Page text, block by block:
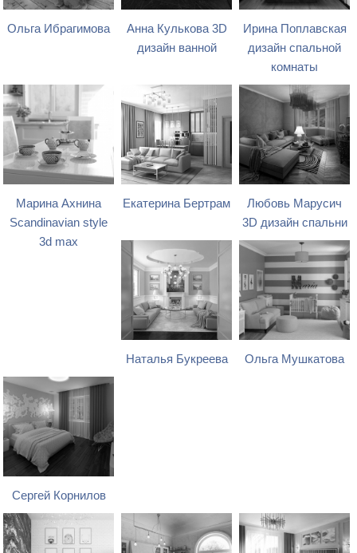
Ольга Ибрагимова
Анна Кулькова 3D
дизайн ванной
Ирина Поплавская
дизайн спальной
комнаты
Марина Ахнина
Scandinavian style
3d max
Екатерина Бертрам
Любовь Марусич
3D дизайн спальни
Наталья Букреева Ольга Мушкатова
Сергей Корнилов